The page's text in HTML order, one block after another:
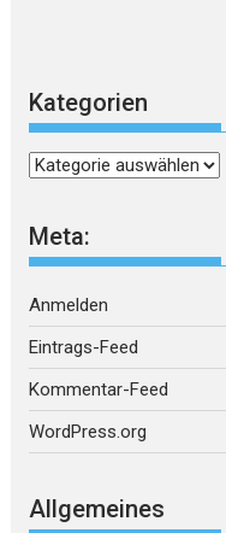
Kategorien
Kategorien
Meta:
Anmelden
Eintrags-Feed
Kommentar-Feed
WordPress.org
Allgemeines